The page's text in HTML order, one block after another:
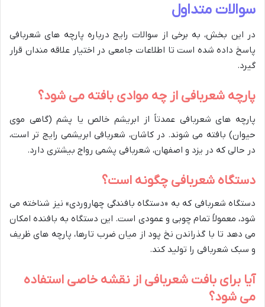
سوالات متداول
در این بخش، به برخی از سوالات رایج درباره پارچه های شعربافی
پاسخ داده شده است تا اطلاعات جامعی در اختیار علاقه مندان قرار
گیرد.
پارچه شعربافی از چه موادی بافته می شود؟
پارچه های شعربافی عمدتاً از ابریشم خالص یا پشم (گاهی موی
حیوان) بافته می شوند. در کاشان، شعربافی ابریشمی رایج تر است،
در حالی که در یزد و اصفهان، شعربافی پشمی رواج بیشتری دارد.
دستگاه شعربافی چگونه است؟
دستگاه شعربافی که به «دستگاه بافندگی چهاروردی» نیز شناخته می
شود، معمولاً تمام چوبی و عمودی است. این دستگاه به بافنده امکان
می دهد تا با گذراندن نخ پود از میان ضرب تارها، پارچه های ظریف
و سبک شعربافی را تولید کند.
آیا برای بافت شعربافی از نقشه خاصی استفاده
می شود؟